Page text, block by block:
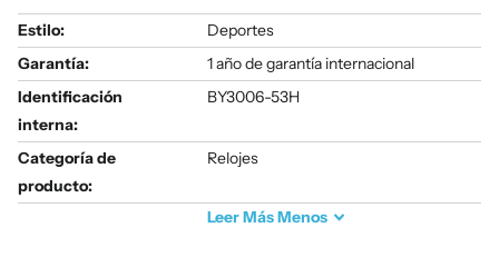
Estilo:
Deportes
Garantía:
1 año de garantía internacional
Identificación
interna:
BY3006-53H
Categoría de
producto:
Relojes
LeerMásMenos